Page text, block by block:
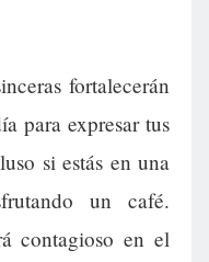
fortalecerán
para expresar tus
si estás en una
un café.
contagioso en el